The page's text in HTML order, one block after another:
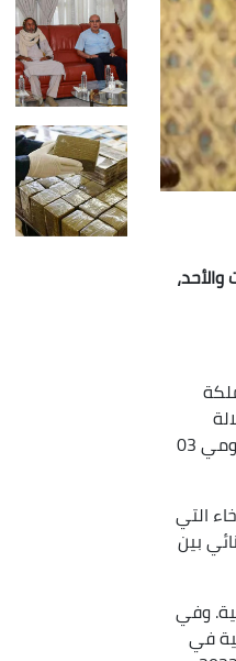
الهاشمية الملك عبد الله الثاني ابن الحسين، ملك المملكة الأردنية الهاشمية، بزيارة دولة إلى الجزائر يومي 03
التي
بين
وفي
في